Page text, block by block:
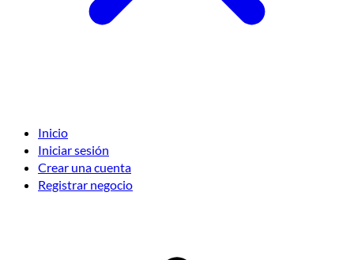
Inicio
Iniciar sesión
Crear una cuenta
Registrar negocio